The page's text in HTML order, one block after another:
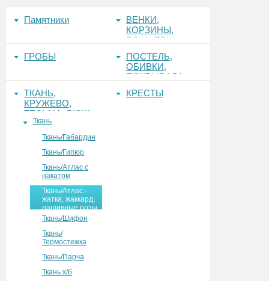
Памятники
ВЕНКИ,
КОРЗИНЫ,
ЕЛКА, ЕРШ,
ГРОБЫ
ПОСТЕЛЬ,
ОБИВКИ,
ПОКРЫВАЛА
ТКАНЬ,
КРУЖЕВО,
ТЕСЬМА, РЮШ
Ткань
Ткань/Габардин
Ткань/Гипюр
Ткань/Атлас с
накатом
Ткань/Атлас:-
жатка, жаккард,
нашивные розы
Ткань/Шифон
Ткань/
Термостежка
Ткань/Парча
Ткань х/б
КРЕСТЫ